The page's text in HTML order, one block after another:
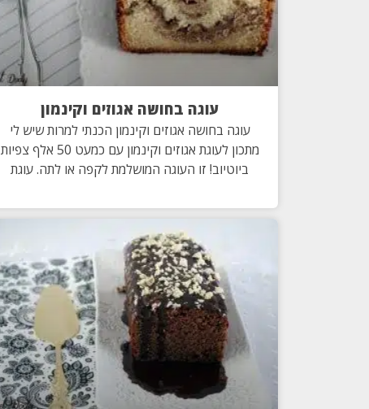
עוגה בחושה אגוזים וקינמון
עוגה בחושה אגוזים וקינמון הכנתי למרות שיש לי
מתכון לעוגת אגוזים וקינמון עם כמעט 50 אלף צפיות
ביוטיוב! זו העוגה המושלמת לקפה או לתה. עוגת